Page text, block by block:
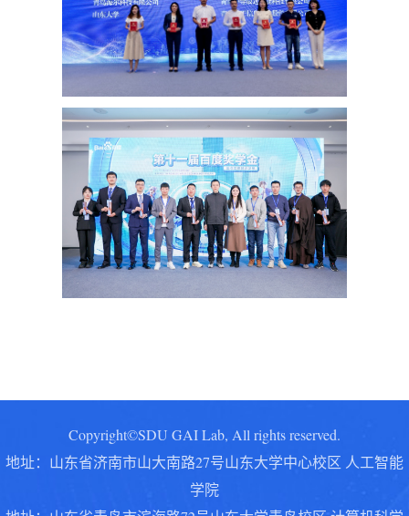
Copyright©SDU GAI Lab, All rights reserved.
地址：山东省济南市山大南路27号山东大学中心校区 人工智能
学院